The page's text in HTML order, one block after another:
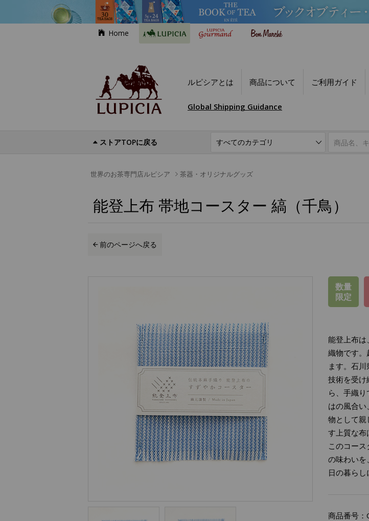
Home
ルピシアとは 商品について ご利用ガイド
Global Shipping Guidance
ストアTOPに戻る
世界のお茶専門店ルピシア 茶器・オリジナルグッズ
能登上布 帯地コースター 縞（千鳥）
前のページへ戻る
数量
限定
能登上布は
織物です。
ます。石
技術を受け
ら、手織
はの風合
物として親
す上質な布
このコー
の味わいを
日の暮らし
商品番号：